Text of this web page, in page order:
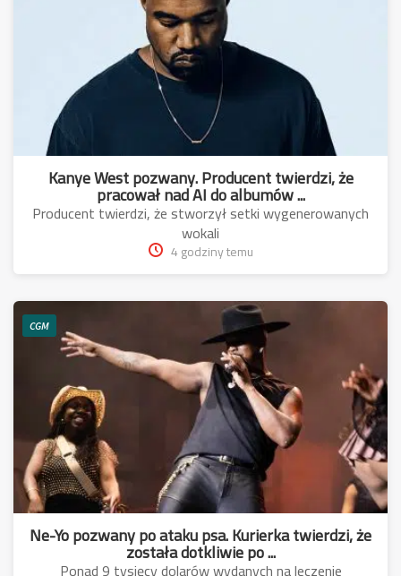
Kanye West pozwany. Producent twierdzi, że
pracował nad AI do albumów ...
Producent twierdzi, że stworzył setki wygenerowanych
wokali
4 godziny temu
CGM
Ne-Yo pozwany po ataku psa. Kurierka twierdzi, że
została dotkliwie po ...
Ponad 9 tysięcy dolarów wydanych na leczenie